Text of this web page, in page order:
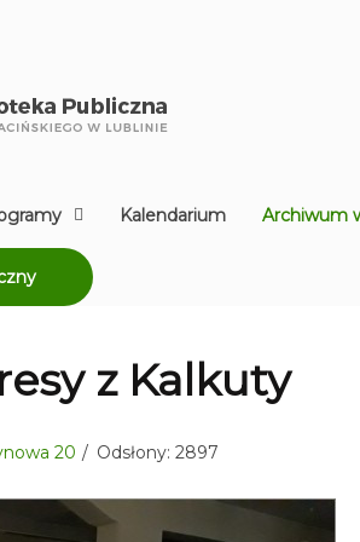
Kalendarium Archiwum
z Kalkuty
20 Odsłony: 2897